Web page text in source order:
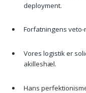
deployment.
Forfatningens
Vores logistik er
akilleshæl.
Hans